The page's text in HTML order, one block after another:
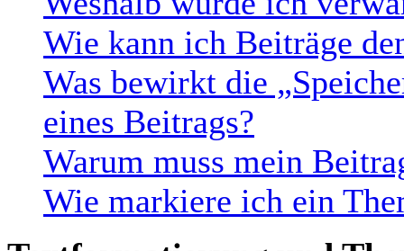
Wie kann ich Beiträge
Was bewirkt die
eines Beitrags?
Warum muss mein
Wie markiere ich ein